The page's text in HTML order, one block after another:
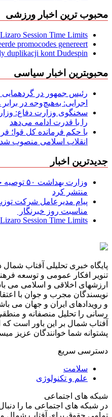
محبوب ترین اخبار ورزشی
Lizaro Session Time Limits
promocodes genereert
duplikacji kont Dudespin
محبوبترین اخبار سیاسی
رئیس جمهور در
اجرایی: به‌هیچ‌وجه در
سخنگوی وزارت دفاع:
را با قدرت ادامه می‌دهد
با حکم فرمانده کل قوا؛
انقلاب اسلامی منصوب شد
جدیدترین اخبار
وزارت
منتشر کرد
پیام مدیرعامل شركت
مناسبت روز خبرنگار ‌
Lizaro Session Time Limits
پایگاه خبری تحلیلی آفتاب
تنویر افکار عمومی و توسعه
ارزشهای اخلاقی و اسلامی می
نویسندگان مجرب و جوان با
و رویدادهای ایران و جهان می
رسانی را تحلیل منصفانه و
آفتاب شمال بر این باور است
پشتوانه شما خوانندگان عزیز
دسترسی سریع
سلامت
علم و تکنولوژی
شبکه های اجتماعی
در شبکه های اجتماعی ما را
تمامی حقوق برای آفتاب شمال